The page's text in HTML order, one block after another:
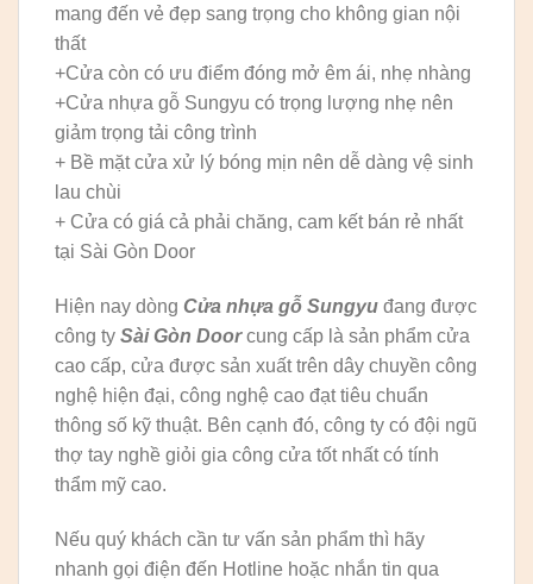
mang đến vẻ đẹp sang trọng cho không gian nội
thất
+Cửa còn có ưu điểm đóng mở êm ái, nhẹ nhàng
+Cửa nhựa gỗ Sungyu có trọng lượng nhẹ nên
giảm trọng tải công trình
+ Bề mặt cửa xử lý bóng mịn nên dễ dàng vệ sinh
lau chùi
+ Cửa có giá cả phải chăng, cam kết bán rẻ nhất
tại Sài Gòn Door
Hiện nay dòng Cửa nhựa gỗ Sungyu đang được
công ty Sài Gòn Doorcung cấp là sản phẩm cửa
cao cấp, cửa được sản xuất trên dây chuyền công
nghệ hiện đại, công nghệ cao đạt tiêu chuẩn
thông số kỹ thuật. Bên cạnh đó, công ty có đội ngũ
thợ tay nghề giỏi gia công cửa tốt nhất có tính
thẩm mỹ cao.
Nếu quý khách cần tư vấn sản phẩm thì hãy
nhanh gọi điện đến Hotline hoặc nhắn tin qua